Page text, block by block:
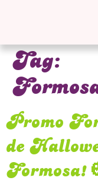
Tag:
Promo
de
Formosa!